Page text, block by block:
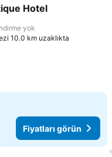
ekle
Hotel
yok
10.0 km uzaklıkta
Fiyatları görün